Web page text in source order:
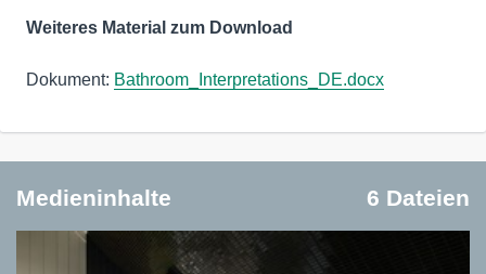
Weiteres Material zum Download
Dokument: Bathroom_Interpretations_DE.docx
Medieninhalte 6 Dateien